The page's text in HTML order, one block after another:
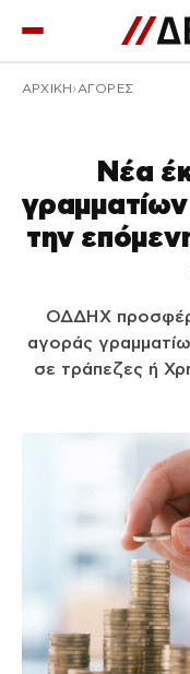
ΑΡΧΙΚΉ ΑΓΟΡΕΣ
Νέα
την
ΟΔΔΗΧ
αγοράς
σε τράπεζες ή